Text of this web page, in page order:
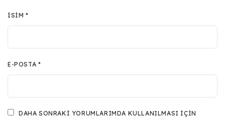
İSIM*
E-POSTA *
DAHA SONRAKI YORUMLARIMDA KULLANILMASI IÇIN